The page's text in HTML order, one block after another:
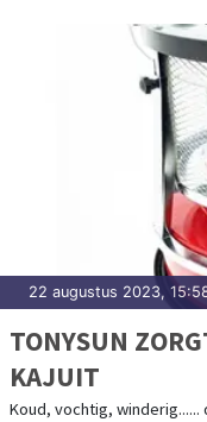
22 augustus 2023,
TONYSUN
KAJUIT
Koud, vochtig,